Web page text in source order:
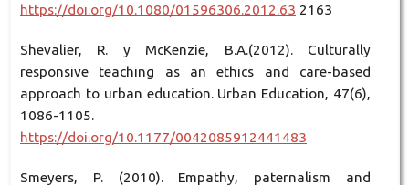
https://doi.org/10.1080/01596306.2012.63 2163
Shevalier, R. y McKenzie, B.A.(2012). Culturally
responsive teaching as an ethics and care-based
approach to urban education. Urban Education, 47(6),
1086-1105.
https://doi.org/10.1177/0042085912441483
Smeyers, P. (2010). Empathy, paternalism and